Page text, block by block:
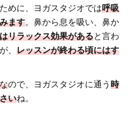
めに、ヨガスタジオでは呼吸
ます。鼻から息を吸い、鼻か
リラックス効果があると言わ
、 レッスンが終わる頃にはす
なので、ヨガスタジオに通う時
いね。